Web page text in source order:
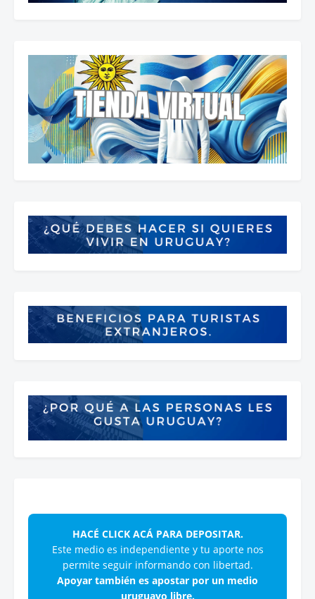
HACÉ CLICK ACÁ PARA DEPOSITAR.
Este medio es independiente y tu aporte nos
permite seguir informando con libertad.
Apoyar también es apostar por un medio
uruguayo libre.